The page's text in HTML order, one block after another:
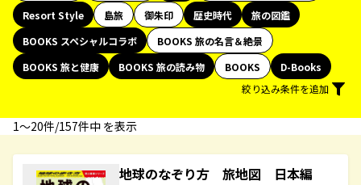
Resort Style
島旅 御朱印 歴史時代
旅の図鑑
BOOKS スペシャルコラボ
BOOKS 旅の名言＆絶景
BOOKS 旅と健康
BOOKS 旅の読み物 BOOKS
D-Books
絞り込み条件を追加
1〜20件/157件中 を表示
地球のなぞり方 旅地図 日本編